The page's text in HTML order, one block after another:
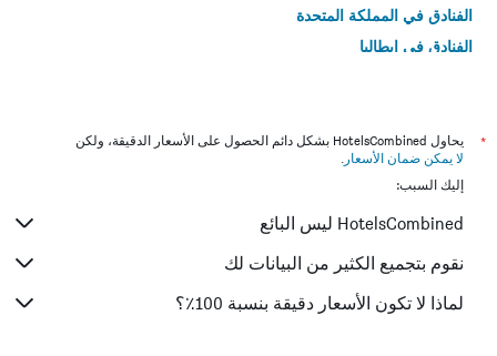
الفنادق في المملكة المتحدة
الفنادق في إيطاليا
*
يحاول HotelsCombined بشكل دائم الحصول على الأسعار الدقيقة، ولكن
لا يمكن ضمان الأسعار .
إليك السبب:
HotelsCombined ليس البائع
نقوم بتجميع الكثير من البيانات لك
لماذا لا تكون الأسعار دقيقة بنسبة 100٪؟